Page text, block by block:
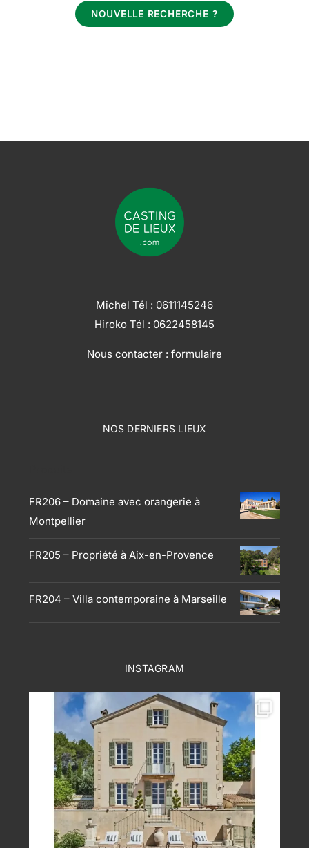
NOUVELLE RECHERCHE ?
Michel Tél : 0611145246
Hiroko Tél : 0622458145
Nous contacter : formulaire
NOS DERNIERS LIEUX
FR206 – Domaine avec orangerie à
Montpellier
FR205 – Propriété à Aix-en-Provence
FR204 – Villa contemporaine à Marseille
INSTAGRAM